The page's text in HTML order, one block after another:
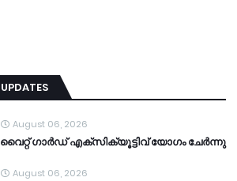
UPDATES
August 06, 2026
വൈറ്റ് ഗാർഡ് എക്സിക്യൂട്ടിവ് യോഗം ചേർന്നു
August 06, 2026